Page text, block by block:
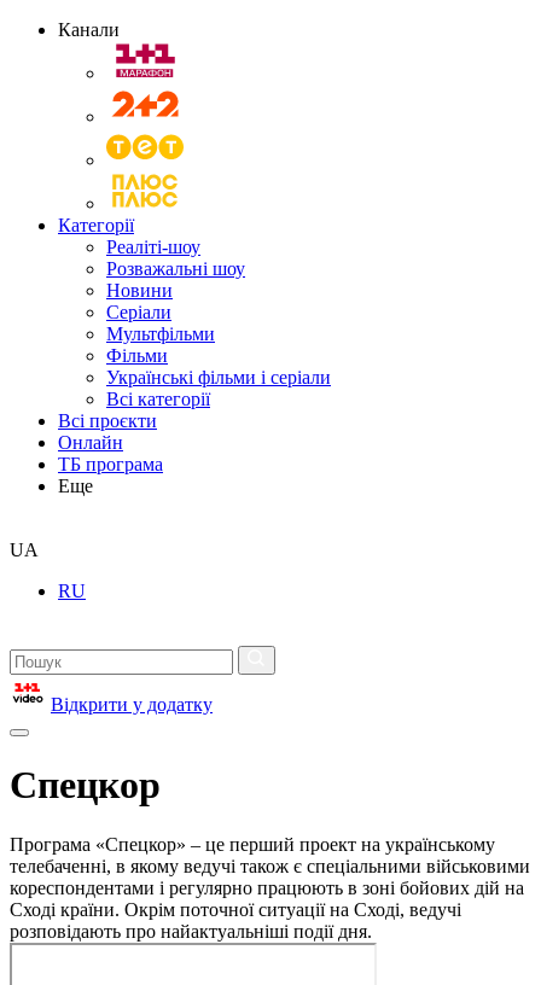
Канали
Категорії
Реаліті-шоу
Розважальні шоу
Новини
Серіали
Мультфільми
Фільми
Українські фільми і серіали
Всі категорії
Всі проєкти
Онлайн
ТБ програма
Еще
UA
RU
Відкрити у додатку
Спецкор
Програма «Спецкор» – це перший проект на українському
телебаченні, в якому ведучі також є спеціальними військовими
кореспондентами і регулярно працюють в зоні бойових дій на
Сході країни. Окрім поточної ситуації на Сході, ведучі
розповідають про найактуальніші події дня.